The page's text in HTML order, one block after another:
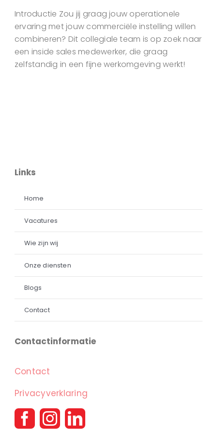
Introductie Zou jij graag jouw operationele
ervaring met jouw commerciële instelling willen
combineren? Dit collegiale team is op zoek naar
een inside sales medewerker, die graag
zelfstandig in een fijne werkomgeving werkt!
Links
Home
Vacatures
Wie zijn wij
Onze diensten
Blogs
Contact
Contactinformatie
Contact
Privacyverklaring